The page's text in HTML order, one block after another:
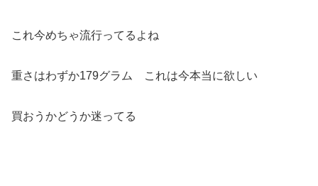
これ今めちゃ流行ってるよね
重さはわずか179グラム これは今本当に欲しい
買おうかどうか迷ってる